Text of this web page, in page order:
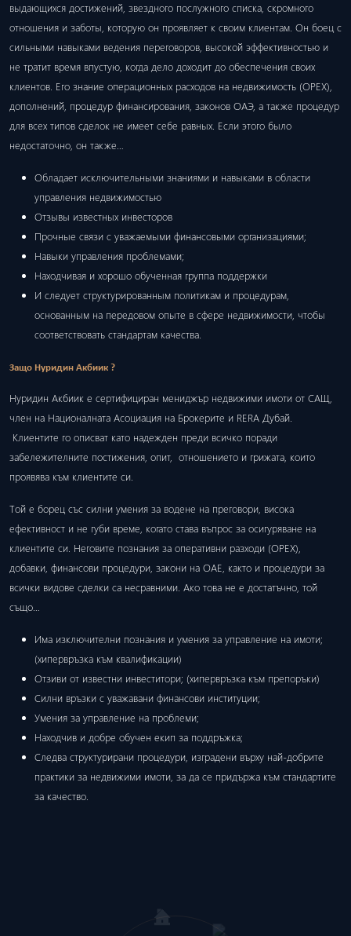
выдающихся достижений, звездного послужного списка, скромного
отношения и заботы, которую он проявляет к своим клиентам. Он боец ​​с
сильными навыками ведения переговоров, высокой эффективностью и
не тратит время впустую, когда дело доходит до обеспечения своих
клиентов. Его знание операционных расходов на недвижимость (OPEX),
дополнений, процедур финансирования, законов ОАЭ, а также процедур
для всех типов сделок не имеет себе равных. Если этого было
недостаточно, он также…
Обладает исключительными знаниями и навыками в области
управления недвижимостью
Отзывы известных инвесторов
Прочные связи с уважаемыми финансовыми организациями;
Навыки управления проблемами;
Находчивая и хорошо обученная группа поддержки
И следует структурированным политикам и процедурам,
основанным на передовом опыте в сфере недвижимости, чтобы
соответствовать стандартам качества.
Защо Нуридин Акбиик ?
Нуридин Акбиик е сертифициран мениджър недвижими имоти от САЩ,
член на Националната Асоциация на Брокерите и RERA Дубай.
Клиентите го описват като надежден преди всичко поради
забележителните постижения, опит, отношението и грижата, които
проявява към клиентите си.
Той е борец със силни умения за водене на преговори, висока
ефективност и не губи време, когато става въпрос за осигуряване на
клиентите си. Неговите познания за оперативни разходи (ОРЕХ),
добавки, финансови процедури, закони на ОАЕ, както и процедури за
всички видове сделки са несравними. Ако това не е достатъчно, той
също…
Има изключителни познания и умения за управление на имоти;
(хипервръзка към квалификации)
Отзиви от известни инвеститори; (хипервръзка към препоръки)
Силни връзки с уважавани финансови институции;
Умения за управление на проблеми;
Находчив и добре обучен екип за поддръжка;
Следва структурирани процедури, изградени върху най-добрите
практики за недвижими имоти, за да се придържа към стандартите
за качество.